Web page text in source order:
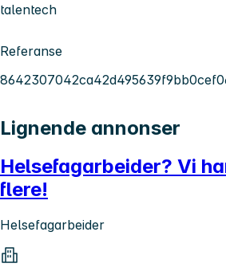
talentech
Referanse
Lignende annonser
Helsefagarbeider? Vi
flere!
Helsefagarbeider